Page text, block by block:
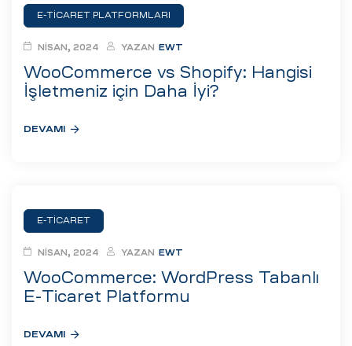
E-TICARET PLATFORMLARI
WooCommerce vs Shopify: Hangisi
İşletmeniz için Daha İyi?
NISAN, 2024 YAZAN EWT
DEVAMI
E-TICARET
WooCommerce: WordPress Tabanlı
E-Ticaret Platformu
NISAN, 2024 YAZAN EWT
DEVAMI